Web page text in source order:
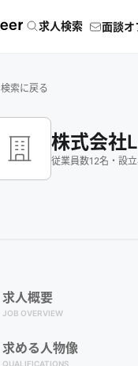
求人検索 面談オ
検索に戻る
株式会社
従業員数12名 ・ 設
求人概要
JOB OVERVIEW
求める人物像
QUALIFICATIONS